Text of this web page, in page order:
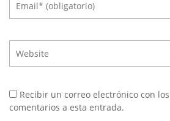
Recibir un correo electrónico con
comentarios a esta entrada.